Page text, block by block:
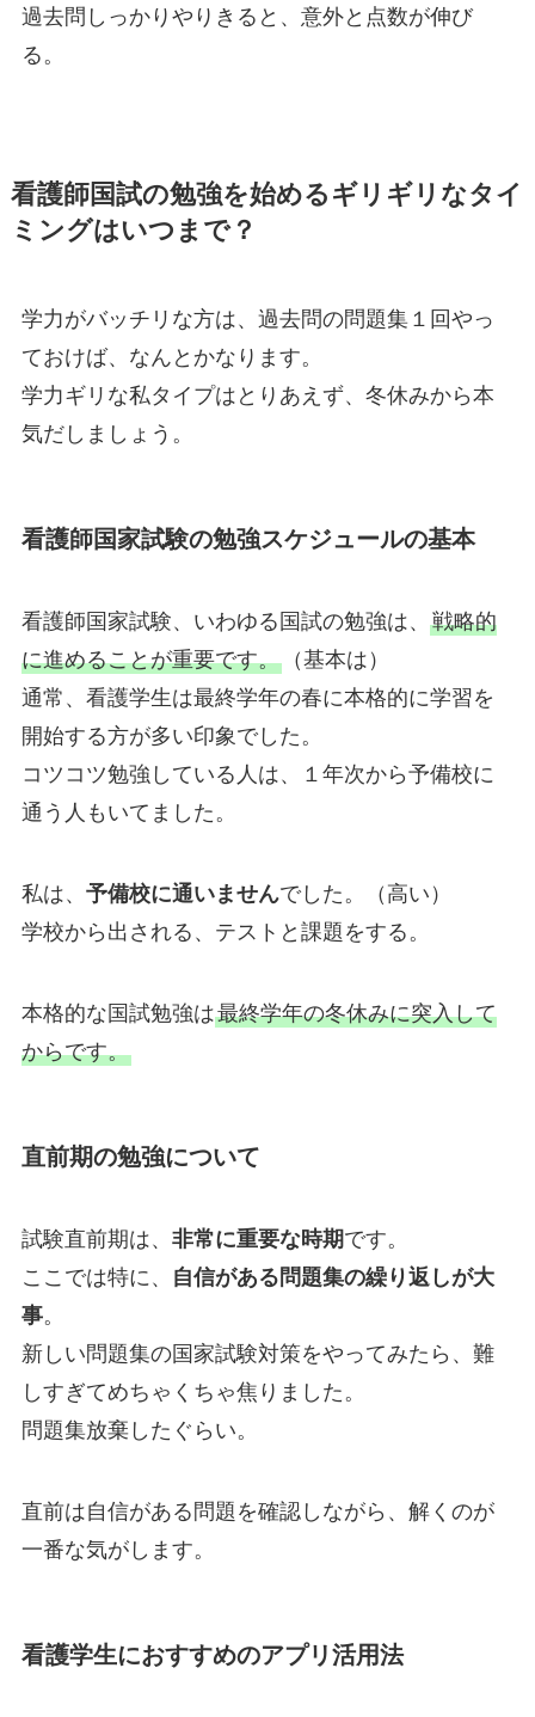
過去問しっかりやりきると、意外と点数が伸び
る。
看護師国試の勉強を始めるギリギリなタイ
ミングはいつまで？
学力がバッチリな方は、過去問の問題集１回やっ
ておけば、なんとかなります。
学力ギリな私タイプはとりあえず、冬休みから本
気だしましょう。
看護師国家試験の勉強スケジュールの基本
看護師国家試験、いわゆる国試の勉強は、 戦略的
に進めることが重要です。（基本は）
通常、看護学生は最終学年の春に本格的に学習を
開始する方が多い印象でした。
コツコツ勉強している人は、１年次から予備校に
通う人もいてました。
私は、 予備校に通いませんでした。（高い）
学校から出される、テストと課題をする。
本格的な国試勉強は最終学年の冬休みに突入して
からです。
直前期の勉強について
試験直前期は、 非常に重要な時期です。
ここでは特に、
自信がある問題集の繰り返しが大
事。
新しい問題集の国家試験対策をやってみたら、難
しすぎてめちゃくちゃ焦りました。
問題集放棄したぐらい。
直前は自信がある問題を確認しながら、解くのが
一番な気がします。
看護学生におすすめのアプリ活用法